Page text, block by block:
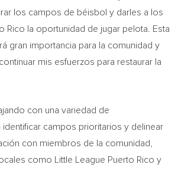
los campos de béisbol y darles a los
Rico la oportunidad de jugar pelota. Esta
gran importancia para la comunidad y
mis esfuerzos para restaurar la
con una variedad de
identificar campos prioritarios y delinear
con miembros de la comunidad,
como Little League Puerto Rico y